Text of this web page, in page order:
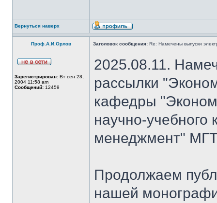
Вернуться наверх
Проф.А.И.Орлов Заголовок сообщения: Re: Намечены выпуски
Зарегистрирован: Вт сен 28,
2004 11:58 am
Сообщений: 12459
2025.08.11.
рассылки
кафедры
научно-
менеджмент"
Продолжаем
нашей